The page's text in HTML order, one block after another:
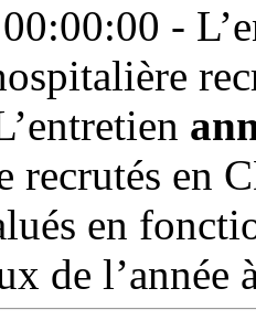
-
recrutés en
en
de l’année